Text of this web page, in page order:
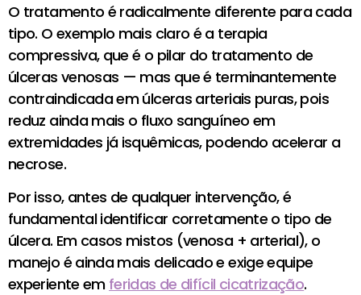
O tratamento é radicalmente diferente para cada
tipo. O exemplo mais claro é a terapia
compressiva, que é o pilar do tratamento de
úlceras venosas — mas que é terminantemente
contraindicada em úlceras arteriais puras, pois
reduz ainda mais o fluxo sanguíneo em
extremidades já isquêmicas, podendo acelerar a
necrose.
Por isso, antes de qualquer intervenção, é
fundamental identificar corretamente o tipo de
úlcera. Em casos mistos (venosa + arterial), o
manejo é ainda mais delicado e exige equipe
experiente em feridas de difícil cicatrização.